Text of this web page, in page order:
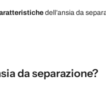
dell’ansia da
da separazione?